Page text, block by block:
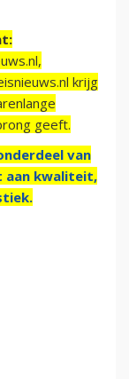
krijg
geeft.
van
aan kwaliteit,